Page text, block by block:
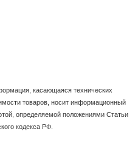
касающаяся технических
товаров, носит информационный
определяемой положениями Статьи
кодекса РФ.